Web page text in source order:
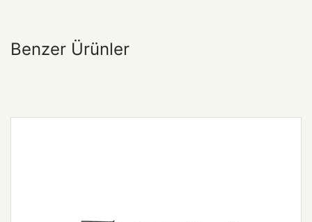
Benzer Ürünler